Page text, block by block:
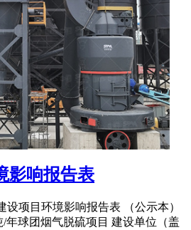
影响报告表
设项目环境影响报告表 （公示本）
/年球团烟气脱硫项目 建设单位（盖